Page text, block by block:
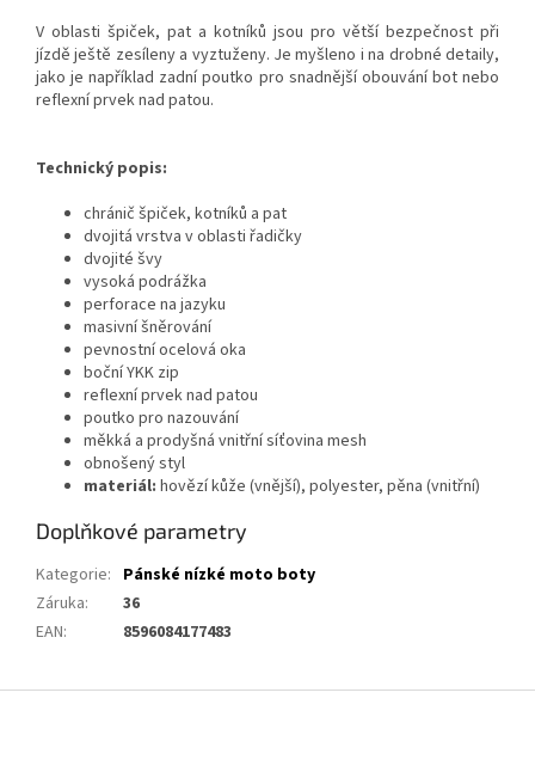
V oblasti špiček, pat a kotníků jsou pro větší bezpečnost při
jízdě ještě zesíleny a vyztuženy. Je myšleno i na drobné detaily,
jako je například zadní poutko pro snadnější obouvání bot nebo
reflexní prvek nad patou.
Technický popis:
chránič špiček, kotníků a pat
dvojitá vrstva v oblasti řadičky
dvojité švy
vysoká podrážka
perforace na jazyku
masivní šněrování
pevnostní ocelová oka
boční YKK zip
reflexní prvek nad patou
poutko pro nazouvání
měkká a prodyšná vnitřní síťovina mesh
obnošený styl
materiál: hovězí kůže (vnější), polyester, pěna (vnitřní)
Doplňkové parametry
Kategorie: Pánské nízké moto boty
Záruka:
36
EAN: 8596084177483